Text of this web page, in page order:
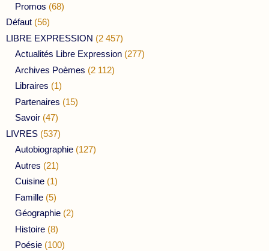
Promos (68)
Défaut (56)
LIBRE EXPRESSION (2 457)
Actualités Libre Expression (277)
Archives Poèmes (2 112)
Libraires (1)
Partenaires (15)
Savoir (47)
LIVRES (537)
Autobiographie (127)
Autres (21)
Cuisine (1)
Famille (5)
Géographie (2)
Histoire (8)
Poésie (100)